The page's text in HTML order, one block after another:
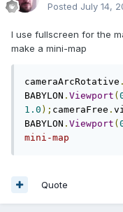
Posted July 14,
I use fullscreen for the
make a mini-map
cameraArcRotative .
BABYLON . Viewport (
1.0 ); cameraFree .
BABYLON . Viewport (
mini-map
Quote